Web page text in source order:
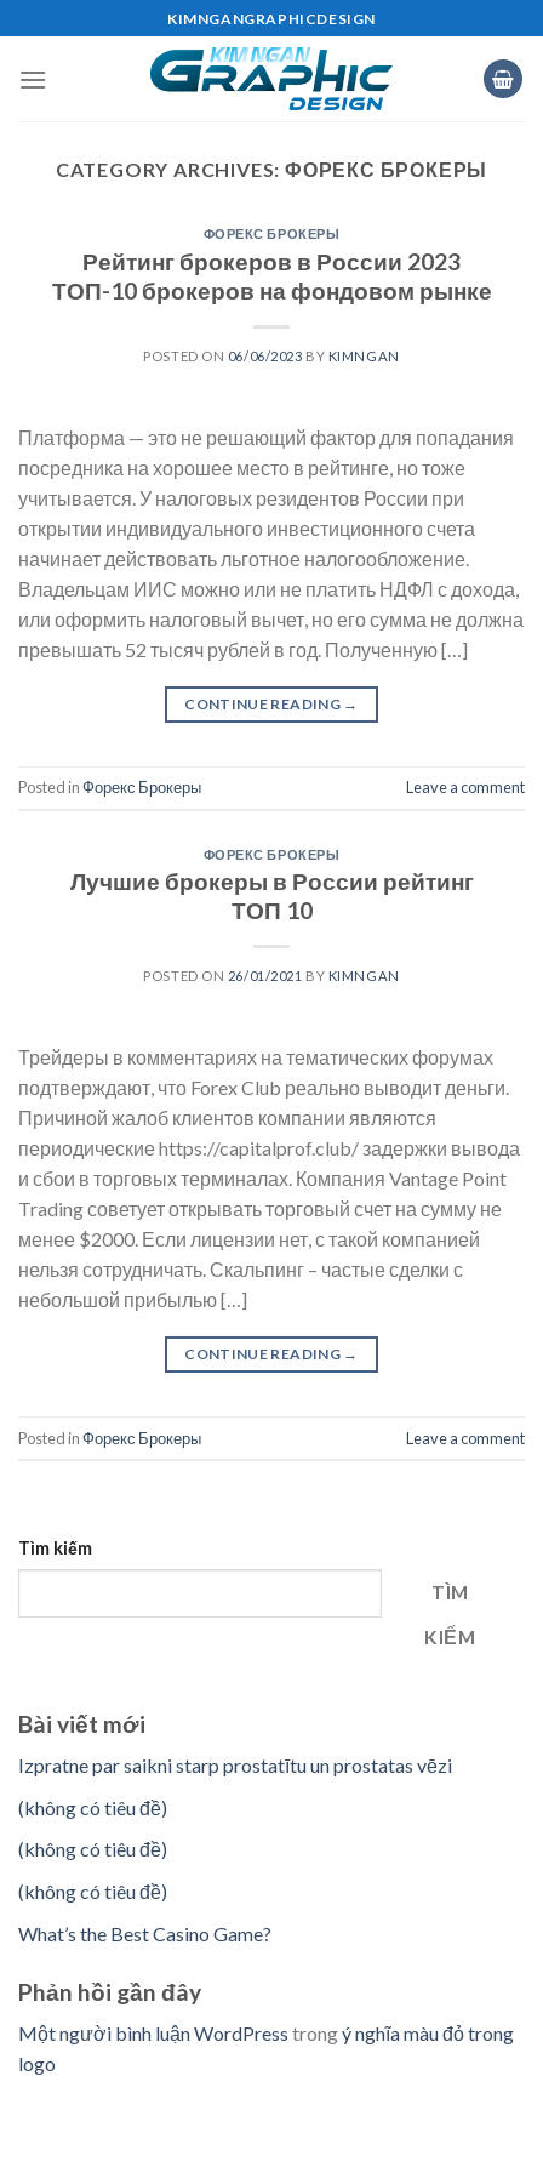
to
content
KIMNGANGRAPHICDESIGN
CATEGORY ARCHIVES: ФОРЕКС БРОКЕРЫ
ФОРЕКС БРОКЕРЫ
Рейтинг брокеров в России 2023
ТОП-10 брокеров на фондовом рынке
POSTED ON 06/06/2023 BY KIMNGAN
Платформа — это не решающий фактор для попадания
посредника на хорошее место в рейтинге, но тоже
учитывается. У налоговых резидентов России при
открытии индивидуального инвестиционного счета
начинает действовать льготное налогообложение.
Владельцам ИИС можно или не платить НДФЛ с дохода,
или оформить налоговый вычет, но его сумма не должна
превышать 52 тысяч рублей в год. Полученную […]
CONTINUE READING →
Posted inФорекс Брокеры Leave a comment
ФОРЕКС БРОКЕРЫ
Лучшие брокеры в России рейтинг
ТОП 10
POSTED ON 26/01/2021 BY KIMNGAN
Трейдеры в комментариях на тематических форумах
подтверждают, что Forex Club реально выводит деньги.
Причиной жалоб клиентов компании являются
периодические https://capitalprof.club/ задержки вывода
и сбои в торговых терминалах. Компания Vantage Point
Trading советует открывать торговый счет на сумму не
менее $2000. Если лицензии нет, с такой компанией
нельзя сотрудничать. Скальпинг – частые сделки с
небольшой прибылью […]
CONTINUE READING →
Posted inФорекс Брокеры Leave a comment
Tìm kiếm
TÌM
KIẾM
Bài viết mới
Izpratne par saikni starp prostatītu un prostatas vēzi
(không có tiêu đề)
(không có tiêu đề)
(không có tiêu đề)
What’s the Best Casino Game?
Phản hồi gần đây
Một người bình luận WordPress trongý nghĩa màu đỏ trong
logo